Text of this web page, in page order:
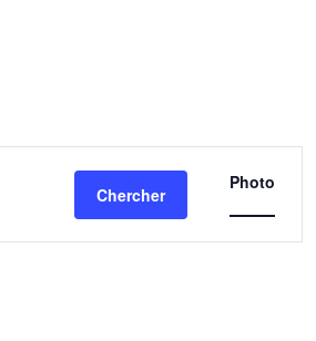
Chercher de
vues
Photo